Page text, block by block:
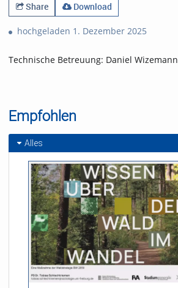
Share Download
hochgeladen 1. Dezember 2025
Technische Betreuung: Daniel Wizemann
Empfohlen
Alles